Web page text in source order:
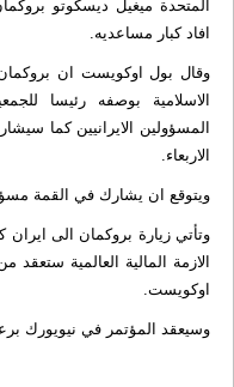
المتحدة ميغيل ديسكوتو
افاد كبار مساعديه.
وقال بول اوكويست ان
الاسلامية بوصفه رئيسا
المسؤولين الايرانيين كما
الاربعاء.
ويتوقع ان يشارك في القمة
وتأتي زيارة بروكمان الى
الازمة المالية العالمية
اوكويست.
وسيعقد المؤتمر في نيويورك